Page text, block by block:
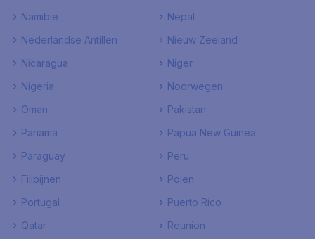
Namibie
Nepal
Nederlandse Antillen
Nieuw Zeeland
Nicaragua
Niger
Nigeria
Noorwegen
Oman
Pakistan
Panama
Papua New Guinea
Paraguay
Peru
Filipijnen
Polen
Portugal
Puerto Rico
Qatar
Reunion